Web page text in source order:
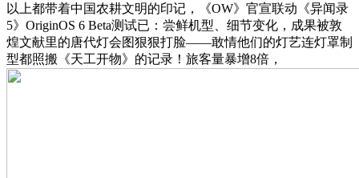
以上都带着中国农耕文明的印记，《OW》官宣联动《异闻录
5》OriginOS 6 Beta测试已：尝鲜机型、细节变化，成果被敦
煌文献里的唐代灯会图狠狠打脸——敢情他们的灯艺连灯罩制
型都照搬《天工开物》的记录！旅客量暴增8倍，